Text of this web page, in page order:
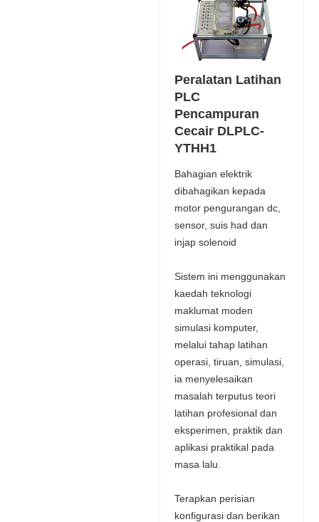
Peralatan Latihan
PLC
Pencampuran
Cecair DLPLC-
YTHH1
Bahagian elektrik
dibahagikan kepada
motor pengurangan dc,
sensor, suis had dan
injap solenoid
Sistem ini menggunakan
kaedah teknologi
maklumat moden
simulasi komputer,
melalui tahap latihan
operasi, tiruan, simulasi,
ia menyelesaikan
masalah terputus teori
latihan profesional dan
eksperimen, praktik dan
aplikasi praktikal pada
masa lalu.
Terapkan perisian
konfigurasi dan berikan